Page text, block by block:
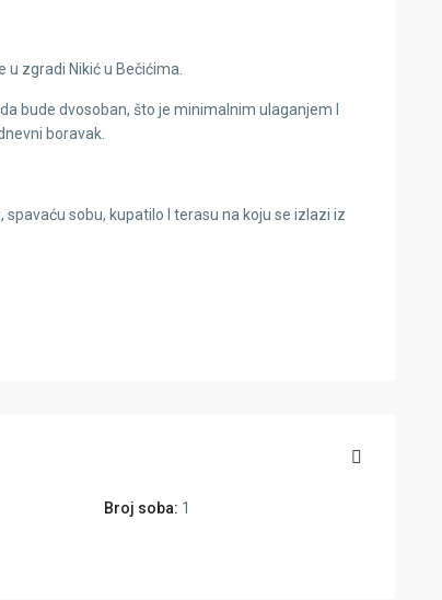
zgradi Nikić u Bečićima.
bude dvosoban, što je minimalnim ulaganjem I
boravak.
sobu, kupatilo I terasu na koju se izlazi iz
Broj soba: 1